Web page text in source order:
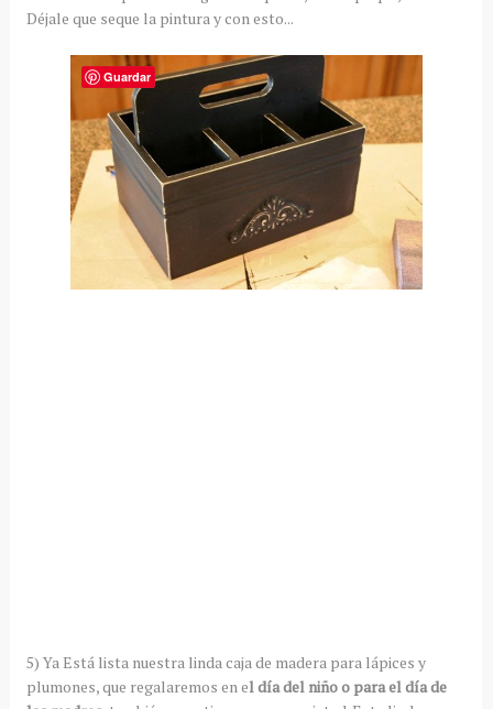
Déjale que seque la pintura y con esto...
5) Ya Está lista nuestra linda caja de madera para lápices y
plumones, que regalaremos en el día del niño o para el día de
Guardar